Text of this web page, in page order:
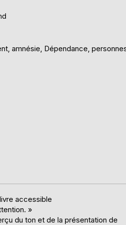
amnésie, Dépendance,
accessible
»
du ton et de la présentation de